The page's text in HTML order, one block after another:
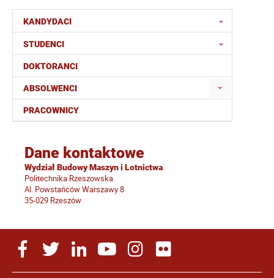
KANDYDACI
STUDENCI
DOKTORANCI
ABSOLWENCI
PRACOWNICY
Dane kontaktowe
Wydział Budowy Maszyn i Lotnictwa
Politechnika Rzeszowska
Al. Powstańców Warszawy 8
35-029 Rzeszów